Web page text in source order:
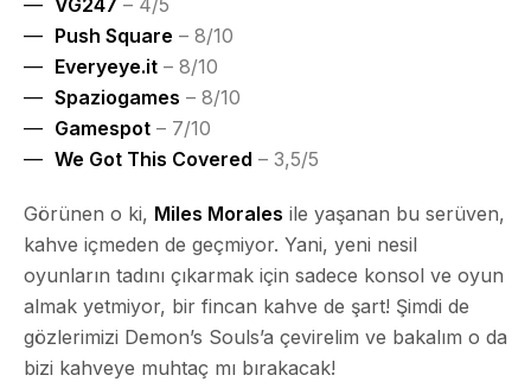
Push Square – 8/10
Everyeye.it – 8/10
Spaziogames – 8/10
Gamespot – 7/10
We Got This Covered – 3,5/5
Görünen o ki, Miles Morales ile yaşanan bu serüven,
kahve içmeden de geçmiyor. Yani, yeni nesil
oyunların tadını çıkarmak için sadece konsol ve oyun
almak yetmiyor, bir fincan kahve de şart! Şimdi de
gözlerimizi Demon’s Souls’a çevirelim ve bakalım o da
bizi kahveye muhtaç mı bırakacak!